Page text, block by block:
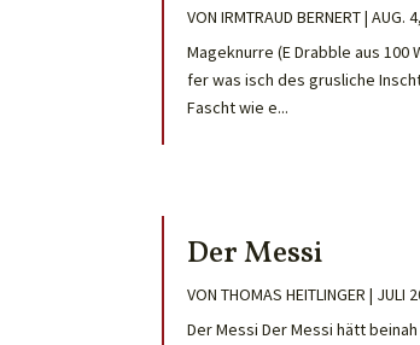
VONIRMTRAUD BERNERT|AUG.
Mageknurre (E Drabble aus 100
fer was isch des grusliche
Fascht wie e...
Der Messi
VONTHOMAS HEITLINGER | JULI
Der Messi Der Messi hätt